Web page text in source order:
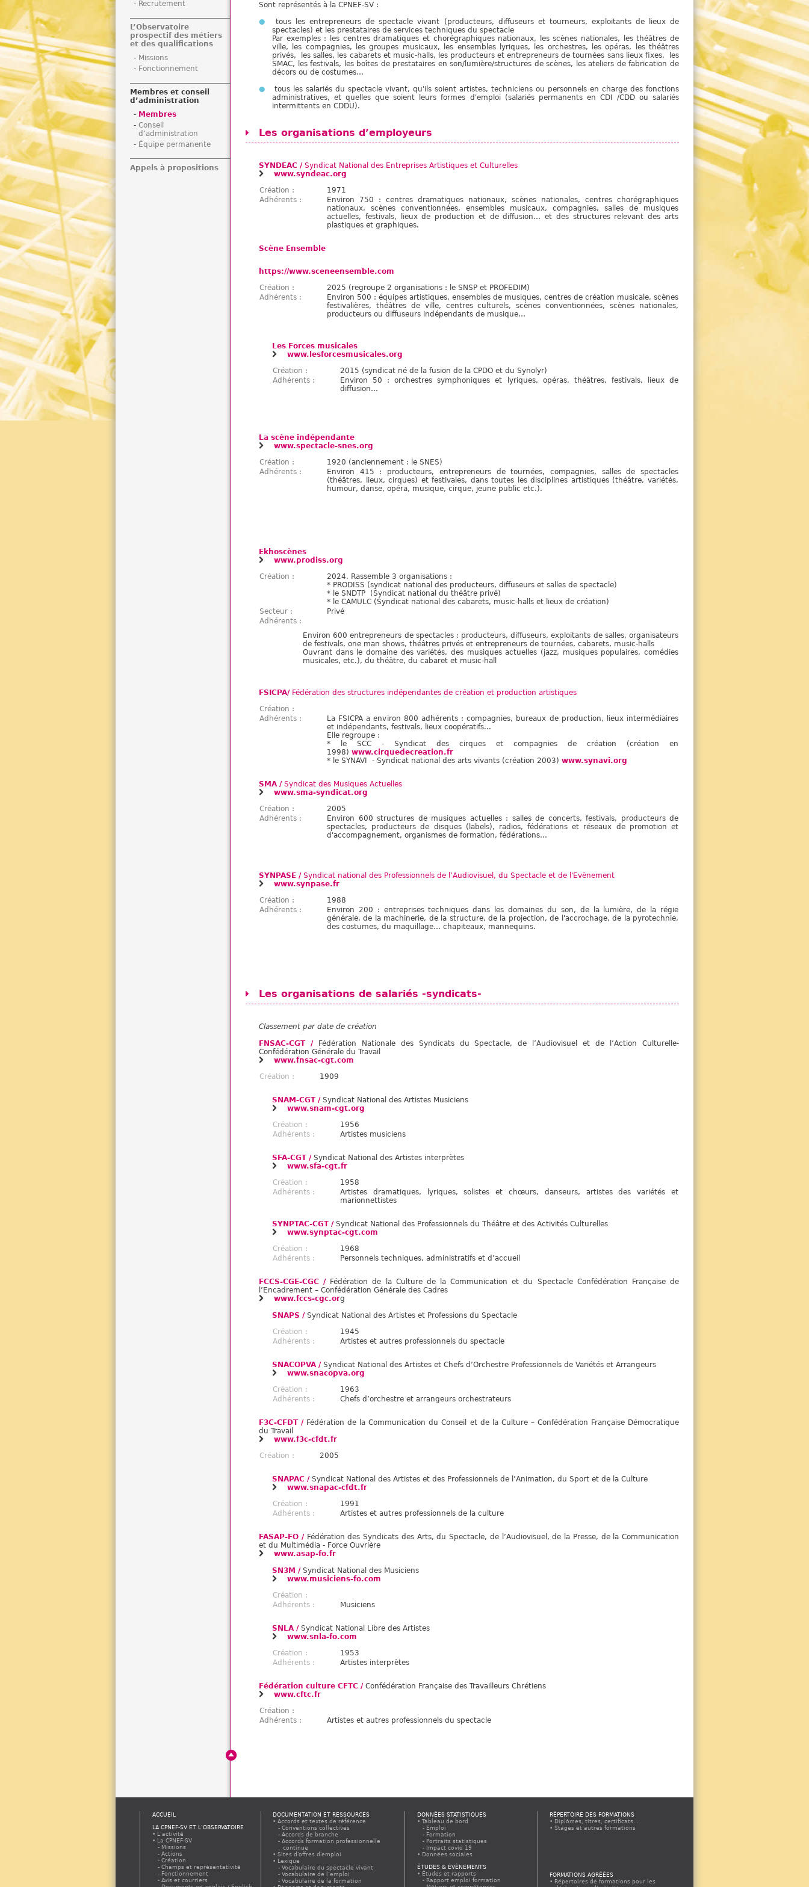
Sont représentés à la CPNEF-SV :
tous les entrepreneurs de spectacle vivant (producteurs, diffuseurs et tourneurs, exploitants de lieux de
spectacles) et les prestataires de services techniques du spectacle
Par exemples : les centres dramatiques et chorégraphiques nationaux, les scènes nationales, les théâtres de
ville, les compagnies, les groupes musicaux,
les ensembles lyriques,
les orchestres, les opéras, les théâtres
privés, les salles, les cabarets et music-halls, les producteurs et entrepreneurs de tournées sans lieux fixes, les
SMAC, les festivals, les boîtes de prestataires en son/lumière/structures de scènes, les ateliers de fabrication de
décors ou de costumes…
tous les salariés du spectacle vivant, qu'ils soient artistes, techniciens ou personnels en charge des fonctions
administratives, et quelles que soient leurs formes d'emploi (salariés permanents en CDI /CDD ou salariés
intermittents en CDDU).
Les organisations d’employeurs
SYNDEAC / Syndicat National des Entreprises Artistiques et Culturelles
www.syndeac.org
Création :
1971
Adhérents :
Environ 750 : centres dramatiques nationaux, scènes nationales, centres chorégraphiques
nationaux, scènes conventionnées, ensembles musicaux, compagnies, salles de musiques
actuelles, festivals, lieux de production et de diffusion… et des structures relevant des arts
plastiques et graphiques.
Scène Ensemble
https://www.sceneensemble.com
Création :
2025 (regroupe 2 organisations : le SNSP et PROFEDIM)
Adhérents :
Environ 500 : équipes artistiques, ensembles de musiques, centres de création musicale, scènes
festivalières, théâtres de ville, centres culturels, scènes conventionnées, scènes nationales,
producteurs ou diffuseurs indépendants de musique…
Les Forces musicales
www.lesforcesmusicales.org
Création :
2015 (syndicat né de la fusion de la CPDO et du Synolyr)
Adhérents :
Environ 50 : orchestres symphoniques et lyriques, opéras, théâtres, festivals, lieux de
diffusion…
La scène indépendante
www.spectacle-snes.org
Création :
1920 (anciennement : le SNES)
Adhérents :
Environ 415 : producteurs, entrepreneurs de tournées, compagnies, salles de spectacles
(théâtres, lieux, cirques) et festivales, dans toutes les disciplines artistiques (théâtre, variétés,
humour, danse, opéra, musique, cirque, jeune public etc.).
Ekhoscènes
www.prodiss.org
Création :
2024. Rassemble 3 organisations :
* PRODISS (syndicat national des producteurs, diffuseurs et salles de spectacle)
* le SNDTP (Syndicat national du théâtre privé)
* le CAMULC (Syndicat national des cabarets, music-halls et lieux de création)
Secteur :
Privé
Adhérents :
Environ 600 entrepreneurs de spectacles : producteurs, diffuseurs, exploitants de salles, organisateurs
de festivals, one man shows, théâtres privés et entrepreneurs de tournées, cabarets, music-halls
Ouvrant dans le domaine des variétés, des musiques actuelles (jazz, musiques populaires, comédies
musicales, etc.), du théâtre, du cabaret et music-hall
FSICPA/ Fédération des structures indépendantes de création et production artistiques
Création :
Adhérents :
La FSICPA a environ 800 adhérents : compagnies, bureaux de production, lieux intermédiaires
et indépendants, festivals, lieux coopératifs...
Elle regroupe :
* le SCC - Syndicat des cirques et compagnies de création (création en
1998) www.cirquedecreation.fr
* le SYNAVI - Syndicat national des arts vivants (création 2003) www.synavi.org
SMA / Syndicat des Musiques Actuelles
www.sma-syndicat.org
Création :
2005
Adhérents :
Environ 600 structures de musiques actuelles : salles de concerts, festivals, producteurs de
spectacles, producteurs de disques (labels), radios, fédérations et réseaux de promotion et
d'accompagnement, organismes de formation, fédérations…
SYNPASE / Syndicat national des Professionnels de l’Audiovisuel, du Spectacle et de l'Evènement
www.synpase.fr
Création :
1988
Adhérents :
Environ 200 : entreprises techniques dans les domaines du son, de la lumière, de la régie
générale, de la machinerie, de la structure, de la projection, de l'accrochage, de la pyrotechnie,
des costumes, du maquillage… chapiteaux, mannequins.
Les organisations de salariés -syndicats-
Classement par date de création
FNSAC-CGT /
Fédération Nationale des Syndicats du Spectacle, de l’Audiovisuel et de l’Action Culturelle-
Confédération Générale du Travail
www.fnsac-cgt.com
Création :
1909
SNAM-CGT / Syndicat National des Artistes Musiciens
www.snam-cgt.org
Création :
1956
Adhérents :
Artistes musiciens
SFA-CGT / Syndicat National des Artistes interprètes
www.sfa-cgt.fr
Création :
1958
Adhérents :
Artistes dramatiques, lyriques, solistes et chœurs, danseurs, artistes des variétés et
marionnettistes
SYNPTAC-CGT / Syndicat National des Professionnels du Théâtre et des Activités Culturelles
www.synptac-cgt.com
Création :
1968
Adhérents :
Personnels techniques, administratifs et d’accueil
FCCS-CGE-CGC / Fédération de la Culture de la Communication et du Spectacle Confédération Française de
l’Encadrement – Confédération Générale des Cadres
www.fccs-cgc.org
SNAPS / Syndicat National des Artistes et Professions du Spectacle
Création :
1945
Adhérents :
Artistes et autres professionnels du spectacle
SNACOPVA / Syndicat National des Artistes et Chefs d’Orchestre Professionnels de Variétés et Arrangeurs
www.snacopva.org
Création :
1963
Adhérents :
Chefs d’orchestre et arrangeurs orchestrateurs
F3C-CFDT / Fédération de la Communication du Conseil et de la Culture – Confédération Française Démocratique
du Travail
www.f3c-cfdt.fr
Création :
2005
SNAPAC / Syndicat National des Artistes et des Professionnels de l’Animation, du Sport et de la Culture
www.snapac-cfdt.fr
Création :
1991
Adhérents :
Artistes et autres professionnels de la culture
FASAP-FO / Fédération des Syndicats des Arts, du Spectacle, de l’Audiovisuel, de la Presse, de la Communication
et du Multimédia - Force Ouvrière
www.asap-fo.fr
SN3M / Syndicat National des Musiciens
www.musiciens-fo.com
Création :
Adhérents :
Musiciens
SNLA / Syndicat National Libre des Artistes
www.snla-fo.com
Création :
1953
Adhérents :
Artistes interprètes
Fédération culture CFTC / Confédération Française des Travailleurs Chrétiens
www.cftc.fr
Création :
Adhérents :
Artistes et autres professionnels du spectacle
Recrutement
L’Observatoire
prospectif des métiers
et des qualifications
Missions
Fonctionnement
Membres et conseil
d’administration
Membres
Conseil
d’administration
Équipe permanente
Appels à propositions
ACCUEIL
LA CPNEF-SV ET L’OBSERVATOIRE
L’activité
La CPNEF-SV
Missions
Actions
Création
Champs et représentativité
Fonctionnement
Avis et courriers
DOCUMENTATION ET RESSOURCES
Accords et textes de référence
Conventions collectives
Accords de branche
Accords formation professionnelle
continue
Sites d'offres d'emploi
Lexique
Vocabulaire du spectacle vivant
Vocabulaire de l’emploi
Vocabulaire de la formation
DONNÉES STATISTIQUES
Tableau de bord
Emploi
Formation
Portraits statistiques
Impact covid 19
Données sociales
ÉTUDES & ÉVÈNEMENTS
Études et rapports
Rapport emploi formation
RÉPERTOIRE DES FORMATIONS
Diplômes, titres, certificats...
Stages et autres formations
FORMATIONS AGRÉÉES
Répertoires de formations pour les